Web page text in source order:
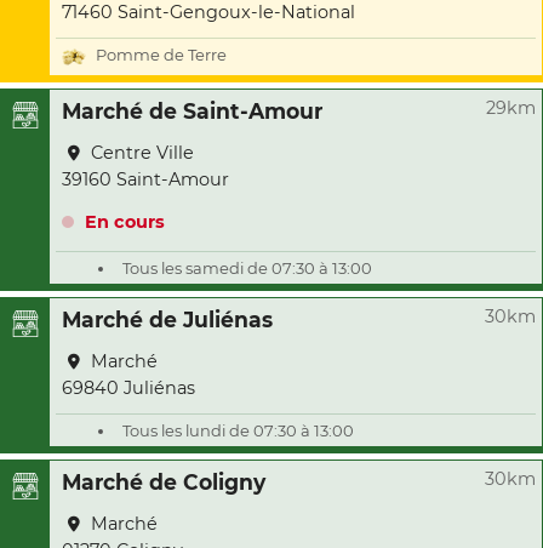
71460 Saint-Gengoux-le-National
Pomme de Terre
Marché de Saint-Amour 29km
Centre Ville
39160 Saint-Amour
En cours
Tous les samedi de 07:30 à 13:00
Marché de Juliénas 30km
Marché
69840 Juliénas
Tous les lundi de 07:30 à 13:00
Marché de Coligny 30km
Marché